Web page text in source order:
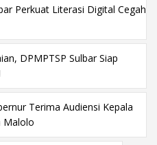
Perkuat Literasi Digital Cegah
DPMPTSP Sulbar Siap
Terima Audiensi Kepala
Malolo